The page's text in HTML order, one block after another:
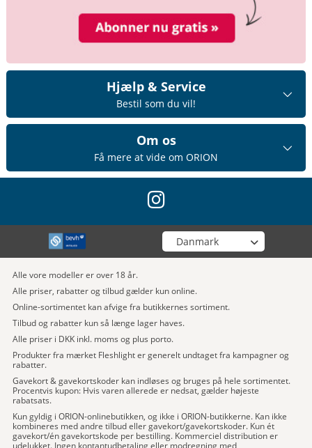
Hjælp & Service
Bestil som du vil!
Om os
Få mere at vide om ORION
instagram
Vælg din butik
Alle vore modeller er over 18 år.
Alle priser, rabatter og tilbud gælder kun online.
Online-sortimentet kan afvige fra butikkernes sortiment.
Tilbud og rabatter kun så længe lager haves.
Alle priser i DKK inkl. moms og plus porto.
Produkter fra mærket Fleshlight er generelt undtaget fra kampagner og
rabatter.
Gavekort & gavekortskoder kan indløses og bruges på hele sortimentet.
Procentvis kupon: Hvis varen allerede er nedsat, gælder højeste
rabatsats.
Kun gyldig i ORION-onlinebutikken, og ikke i ORION-butikkerne. Kan ikke
kombineres med andre tilbud eller gavekort/gavekortskoder. Kun ét
gavekort/én gavekortskode per bestilling. Kommerciel distribution er
udelukket. Ingen kontantudbetaling eller modregning med